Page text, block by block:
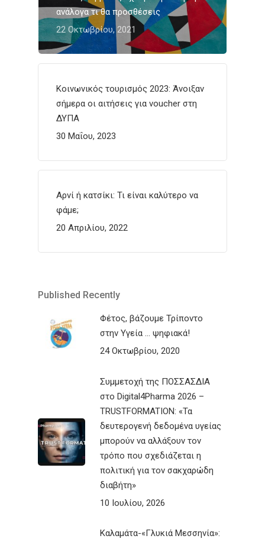
ανάλογα τι θα προσθέσεις
22 Οκτωβρίου, 2021
Κοινωνικός τουρισμός 2023: Άνοιξαν
σήμερα οι αιτήσεις για voucher στη
ΔΥΠΑ
30 Μαΐου, 2023
Αρνί ή κατσίκι: Τι είναι καλύτερο να
φάμε;
20 Απριλίου, 2022
Published Recently
Φέτος, βάζουμε Τρίποντο
στην Υγεία … ψηφιακά!
24 Οκτωβρίου, 2020
Συμμετοχή της ΠΟΣΣΑΣΔΙΑ
στο Digital4Pharma 2026 –
TRUSTFORMATION: «Τα
δευτερογενή δεδομένα υγείας
μπορούν να αλλάξουν τον
τρόπο που σχεδιάζεται η
πολιτική για τον σακχαρώδη
διαβήτη»
10 Ιουλίου, 2026
Καλαμάτα-«Γλυκιά Μεσσηνία»: